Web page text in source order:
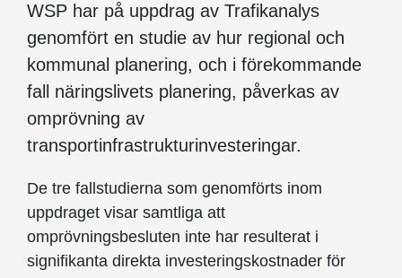
WSP har på uppdrag av Trafikanalys
genomfört en studie av hur regional och
kommunal planering, och i förekommande
fall näringslivets planering, påverkas av
omprövning av
transportinfrastrukturinvesteringar.
De tre fallstudierna som genomförts inom
uppdraget visar samtliga att
omprövningsbesluten inte har resulterat i
signifikanta direkta investeringskostnader för